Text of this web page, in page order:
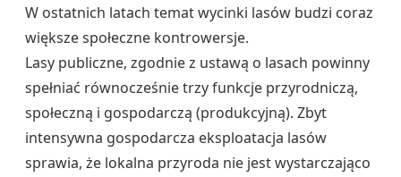
W ostatnich latach temat wycinki lasów budzi coraz
większe społeczne kontrowersje.
Lasy publiczne, zgodnie z ustawą o lasach powinny
spełniać równocześnie trzy funkcje przyrodniczą,
społeczną i gospodarczą (produkcyjną). Zbyt
intensywna gospodarcza eksploatacja lasów
sprawia, że lokalna przyroda nie jest wystarczająco